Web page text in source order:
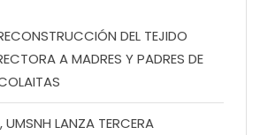
DEL TEJIDO
A MADRES Y PADRES DE
UMSNH LANZA TERCERA